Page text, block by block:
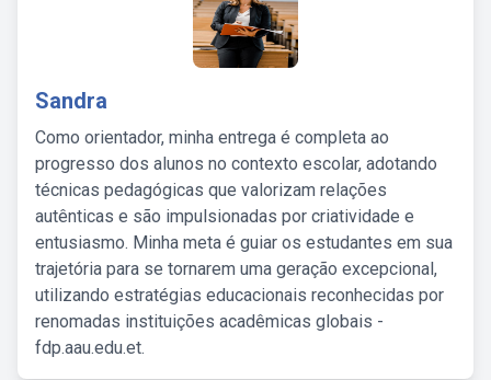
Sandra
Como orientador, minha entrega é completa ao
progresso dos alunos no contexto escolar, adotando
técnicas pedagógicas que valorizam relações
autênticas e são impulsionadas por criatividade e
entusiasmo. Minha meta é guiar os estudantes em sua
trajetória para se tornarem uma geração excepcional,
utilizando estratégias educacionais reconhecidas por
renomadas instituições acadêmicas globais -
fdp.aau.edu.et.